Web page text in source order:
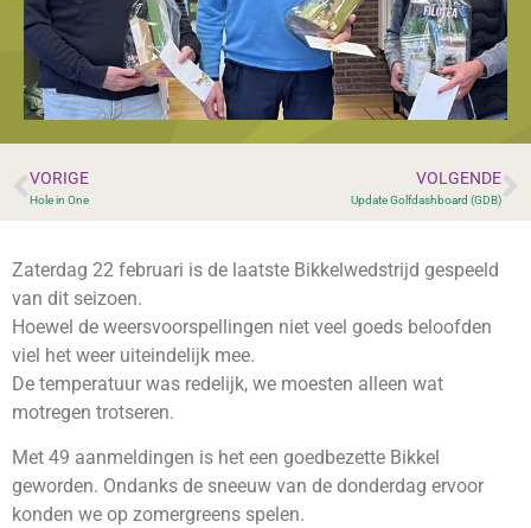
VORIGE
Hole in One
VOLGENDE
Update Golfdashboard (GDB)
Zaterdag 22 februari is de laatste Bikkelwedstrijd gespeeld
van dit seizoen.
Hoewel de weersvoorspellingen niet veel goeds beloofden
viel het weer uiteindelijk mee.
De temperatuur was redelijk, we moesten alleen wat
motregen trotseren.
Met 49 aanmeldingen is het een goedbezette Bikkel
geworden. Ondanks de sneeuw van de donderdag ervoor
konden we op zomergreens spelen.